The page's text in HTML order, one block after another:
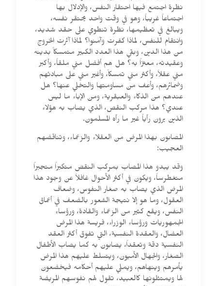
نظرة اجتمع فيها احتقار النفس، والإدلال بها
اجتماعاً غريباً، وهو في وقت واحد يحتقر نفسه،
ويبالغ في تعظيمها، نظرة تنطوي على حقد شديد،
وانتقام للنفس، لماذا كفرت وآمنوا؟ لماذا آثرت الخروج
من هذا الدين، وبقي هذا العدد الكبير متمسكاً بدينه
وعقيدته، معتزاً به؟ هل هم أفضل مني ملقاً، وأكبر
مني عقلاً، وأكثر مني تمسكاً، وأغير مني على مبادئهم
وضمائرهم، وأعف من مساومتها والتخلي عنها؟ هل
عندهم من الذكاء والعبقرية، ومن الإباء ما ليس
عندي؟ هذا مركب النقص، الذي يصاب به هؤلاء
الذين يرون رأياً غير ما رأه المسلمون.
المصابون بهذا المرض من العقلاء والزعماء، وتناقضهم
العجيب:
وقد يبدو هذا المصاب بمركب النقص متكبراً متجبراً
متغطرساً، ويكون في أكثر الأحوال غافلاً عن وجود هذا
المرض الذي يصاب به صغار النفوس، وضعاف
العقول، وما هو إلا نتيجة الشعور بالضعف في أعماق
النفس، ويقع كثير من الزعماء والقادة، ورؤساء
الجمهوريات ورؤساء الوزراء، فريسة هذا المرض
العضال، والعقدة النفسية، التي تفوق أكثر العقد
النفسية دقة وتعقداً، يصابون به كما يصاب الأطفال
الصغار، والجهال الأميون، ويتسلط عليهم هذا المرض
يأمرهم وينهاهم، ويملي عليهم أحكامه فيخضعون
لها ويمتثلونها كالعبيد، تقول لهم نفوسهم المريضة